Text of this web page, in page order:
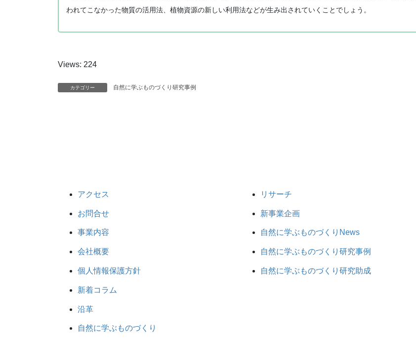
われてこなかった物質の活用法、植物資源の新しい利用法などが生み出されていくことでしょう。
Views: 224
カテゴリー 自然に学ぶものづくり研究事例
アクセス
お問合せ
事業内容
会社概要
個人情報保護方針
新着コラム
沿革
自然に学ぶものづくり
リサーチ
新事業企画
自然に学ぶものづくりNews
自然に学ぶものづくり研究事例
自然に学ぶものづくり研究助成